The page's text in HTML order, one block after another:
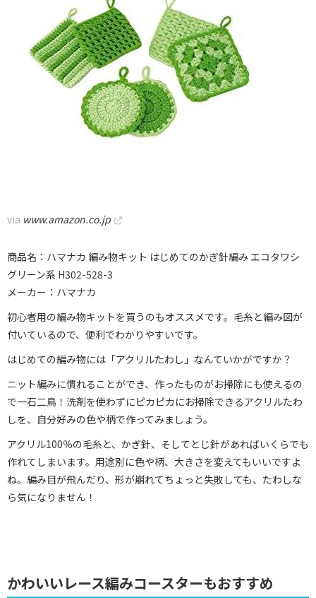
via www.amazon.co.jp
商品名：ハマナカ 編み物キット はじめてのかぎ針編み エコタワシ
グリーン系 H302-528-3
メーカー：ハマナカ
初心者用の編み物キットを買うのもオススメです。毛糸と編み図が
付いているので、便利でわかりやすいです。
はじめての編み物には「アクリルたわし」なんていかがですか？
ニット編みに慣れることができ、作ったものがお掃除にも使えるの
で一石二鳥！洗剤を使わずにピカピカにお掃除できるアクリルたわ
しを、自分好みの色や柄で作ってみましょう。
アクリル100％の毛糸と、かぎ針、そしてとじ針があればいくらでも
作れてしまいます。用途別に色や柄、大きさを変えてもいいですよ
ね。編み目が飛んだり、形が崩れてちょっと失敗しても、たわしな
ら気になりません！
かわいいレース編みコースターもおすすめ